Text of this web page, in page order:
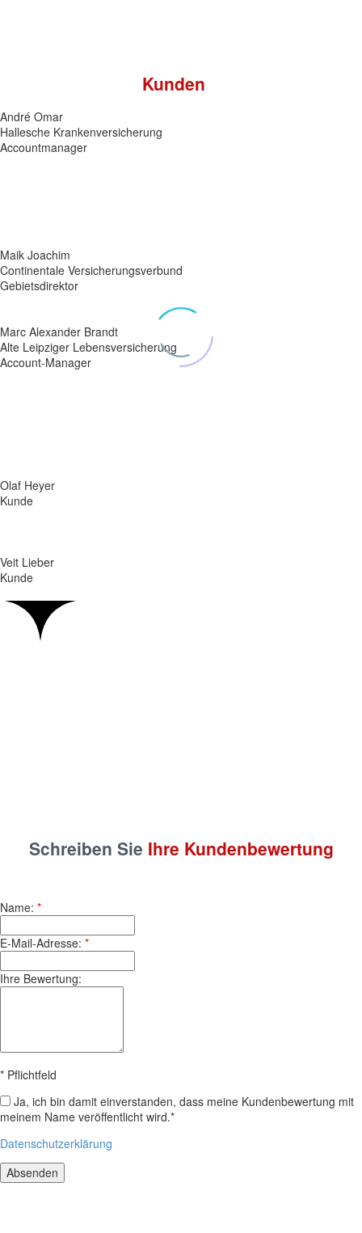
Kunden
André Omar
Hallesche Krankenversicherung
Accountmanager
Maik Joachim
Continentale Versicherungsverbund
Gebietsdirektor
Zusammenarbeit. Qualität steht hier immer im Vordergrund!
Marc Alexander Brandt
Alte Leipziger Lebensversicherung
Account-Manager
Olaf Heyer
Kunde
Veit Lieber
Kunde
Schreiben Sie Ihre Kunden­bewertung
Name: *
E-Mail-Adresse: *
Ihre Bewertung:
* Pflichtfeld
Datenschutz
Ja, ich bin damit einverstanden, dass meine Kundenbewertung mit
meinem Name veröffentlicht wird.*
Datenschutzerklärung